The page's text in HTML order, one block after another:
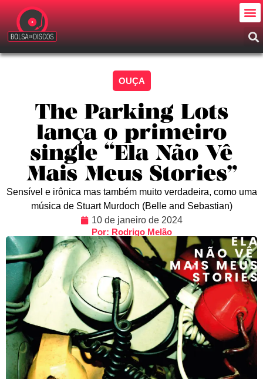
OUÇA
The Parking Lots
lança o primeiro
single “Ela Não Vê
Mais Meus Stories”
Sensível e irônica mas também muito verdadeira, como uma
música de Stuart Murdoch (Belle and Sebastian)
10 de janeiro de 2024
Por: Rodrigo Melão